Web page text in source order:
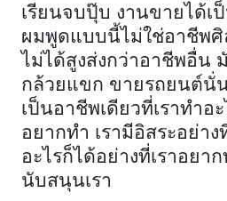
เรียนจบปุ๊บ งานขายได้
ผมพูดแบบนี้ไม่ใช่อาชีพ
ไม่ได้สูงส่งกว่าอาชีพอื่น
กล้วยแขก ขายรถยนต์นั่
เป็นอาชีพเดียวที่เราทำอ
อยากทำ เรามีอิสระอย่าง
อะไรก็ได้อย่างที่เราอย
นับสนุนเรา